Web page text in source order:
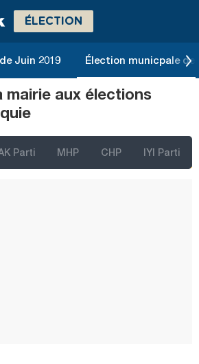
ÉLECTION
Juin 2019 Élection municpale de
mairie aux élections
Parti MHP CHP IYI Parti